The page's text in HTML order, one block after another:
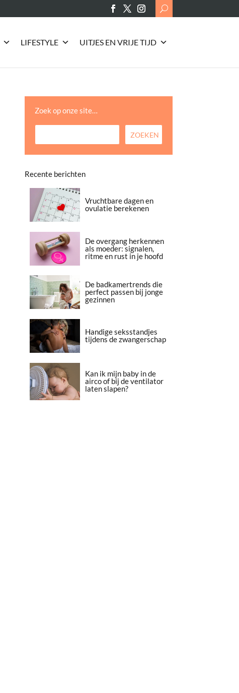
Search
for:
LIFESTYLE UITJES EN VRIJE TIJD
Zoek op onze site…
Recente berichten
Vruchtbare dagen en
ovulatie berekenen
De overgang herkennen
als moeder: signalen,
ritme en rust in je hoofd
De badkamertrends die
perfect passen bij jonge
gezinnen
Handige seksstandjes
tijdens de zwangerschap
Kan ik mijn baby in de
airco of bij de ventilator
laten slapen?